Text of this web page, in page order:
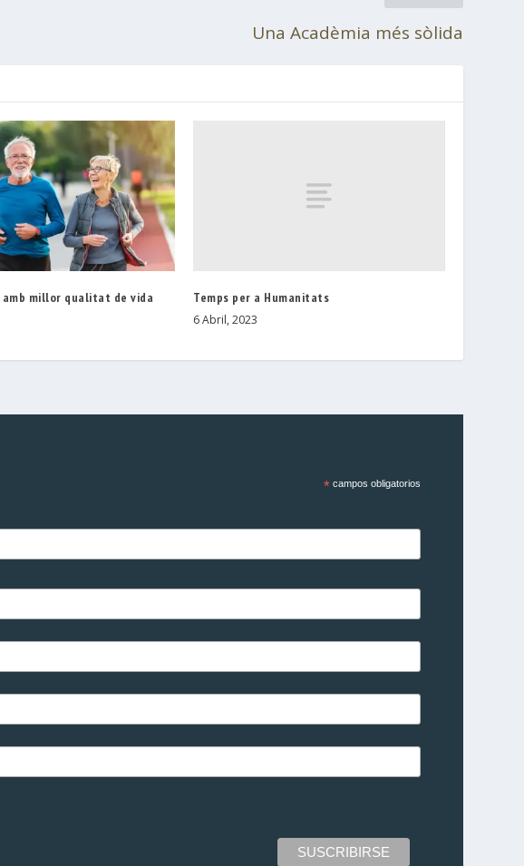
Una Acadèmia més sòlida
amb millor qualitat de vida Temps per a Humanitats
6 Abril, 2023
*campos obligatorios